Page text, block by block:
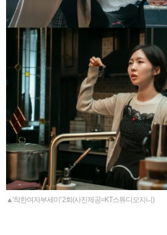
▲'착한여자부세미' 2회(사진제공=KT스튜디오지니)